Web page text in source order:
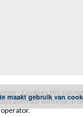
- Cookies Wij zijn
allemaal wettelijk in
maakt gebruik van